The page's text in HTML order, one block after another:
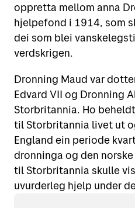
oppretta mellom anna
hjelpefond i 1914, som
dei som blei
verdskrigen.
Dronning Maud var
Edvard VII og Dronning
Storbritannia. Ho
til Storbritannia livet ut
England ein periode
dronninga og den
til Storbritannia skulle
uvurderleg hjelp under